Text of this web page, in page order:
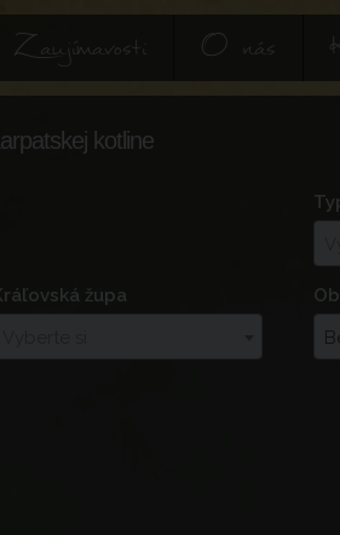
Zaujímavosti O nás
kotline
župa